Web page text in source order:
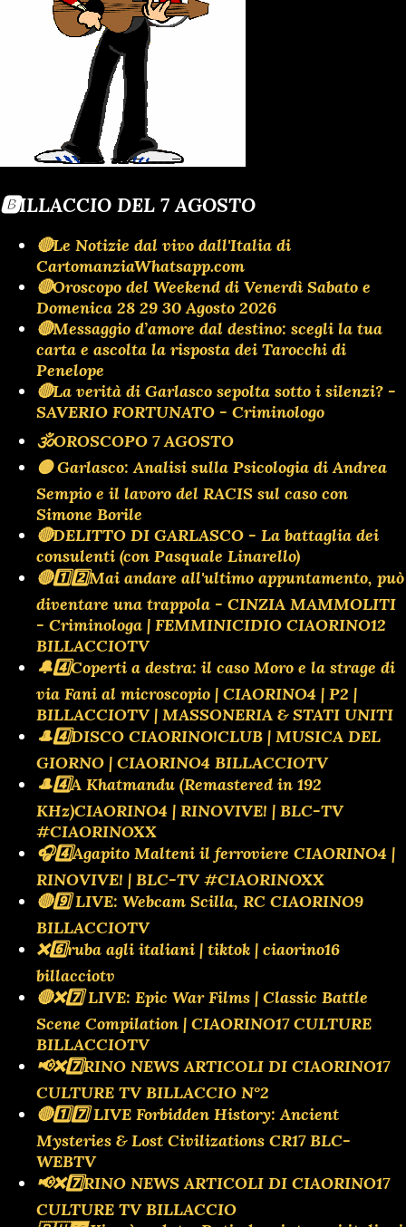
🅱️ILLACCIO DEL 7 AGOSTO
🔴Le Notizie dal vivo dall'Italia di
CartomanziaWhatsapp.com
🔴Oroscopo del Weekend di Venerdì Sabato e
Domenica 28 29 30 Agosto 2026
🔴Messaggio d’amore dal destino: scegli la tua
carta e ascolta la risposta dei Tarocchi di
Penelope
🔴La verità di Garlasco sepolta sotto i silenzi? -
SAVERIO FORTUNATO - Criminologo
🕉OROSCOPO 7 AGOSTO
🟡 Garlasco: Analisi sulla Psicologia di Andrea
Sempio e il lavoro del RACIS sul caso con
Simone Borile
🔴DELITTO DI GARLASCO - La battaglia dei
consulenti (con Pasquale Linarello)
🔴1️⃣2️⃣Mai andare all'ultimo appuntamento, può
diventare una trappola - CINZIA MAMMOLITI
- Criminologa | FEMMINICIDIO CIAORINO12
BILLACCIOTV
🔔4️⃣Coperti a destra: il caso Moro e la strage di
via Fani al microscopio | CIAORINO4 | P2 |
BILLACCIOTV | MASSONERIA & STATI UNITI
🎩4️⃣DISCO CIAORINO!CLUB | MUSICA DEL
GIORNO | CIAORINO4 BILLACCIOTV
🎩4️⃣A Khatmandu (Remastered in 192
KHz)CIAORINO4 | RINOVIVE! | BLC-TV
#CIAORINOXX
🎧4️⃣Agapito Malteni il ferroviere CIAORINO4 |
RINOVIVE! | BLC-TV #CIAORINOXX
🔴9️⃣ LIVE: Webcam Scilla, RC CIAORINO9
BILLACCIOTV
❌️6️⃣ruba agli italiani | tiktok | ciaorino16
billacciotv
🔴❌️7️⃣ LIVE: Epic War Films | Classic Battle
Scene Compilation | CIAORINO17 CULTURE
BILLACCIOTV
📢❌️7️⃣RINO NEWS ARTICOLI DI CIAORINO17
CULTURE TV BILLACCIO N°2
🔴1️⃣7️⃣ LIVE Forbidden History: Ancient
Mysteries & Lost Civilizations CR17 BLC-
WEBTV
📢❌️7️⃣RINO NEWS ARTICOLI DI CIAORINO17
CULTURE TV BILLACCIO